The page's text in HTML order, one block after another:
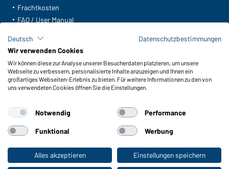
Zum Privatkunden-Shop
Frachtkosten
FAQ / User Manual
Meldeportal nach Hinweisgeberschutz
Funktionen & Pflege
Produkteigenschaften
Pflegehinweise
Farben
WORKWEAR COLLECTION
Die ideale Wahl für Professionals: Kollektionen
Deutsch
Datenschutzbestimmungen
Wir verwenden Cookies
Wir können diese zur Analyse unserer Besucherdaten platzieren, um unsere
Webseite zu verbessern, personalisierte Inhalte anzuzeigen und Ihnen ein
großartiges Webseiten-Erlebnis zu bieten. Für weitere Informationen zu den von
uns verwendeten Cookies öffnen Sie die Einstellungen.
Notwendig Performance
Funktional Werbung
Alles akzeptieren Einstellungen speichern